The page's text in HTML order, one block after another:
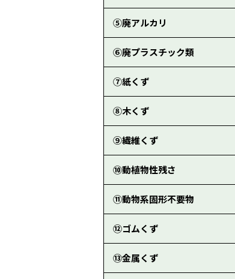
⑤廃アルカリ
⑥廃プラスチック類
⑦紙くず
⑧木くず
⑨繊維くず
⑩動植物性残さ
⑪動物系固形不要物
⑫ゴムくず
⑬金属くず